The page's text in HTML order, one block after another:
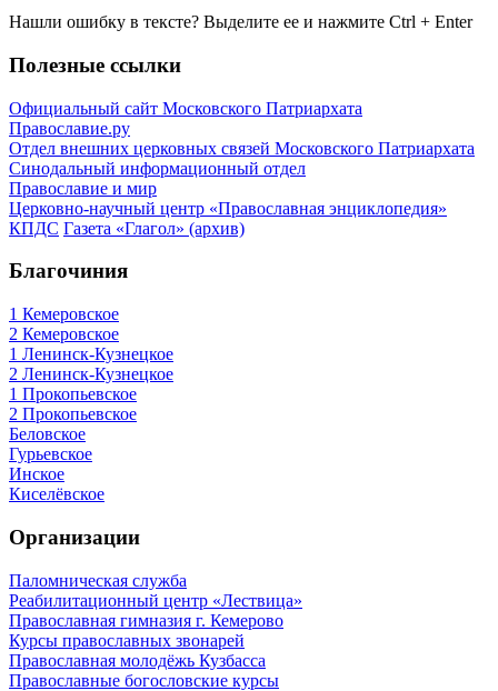
Нашли ошибку в тексте? Выделите ее и нажмите Ctrl + Enter
Полезные ссылки
Официальный сайт Московского Патриархата
Православие.ру
Отдел внешних церковных связей Московского Патриархата
Синодальный информационный отдел
Православие и мир
Церковно-научный центр «Православная энциклопедия»
КПДС Газета «Глагол» (архив)
Благочиния
1 Кемеровское
2 Кемеровское
1 Ленинск-Кузнецкое
2 Ленинск-Кузнецкое
1 Прокопьевское
2 Прокопьевское
Беловское
Гурьевское
Инское
Киселёвское
Организации
Паломническая служба
Реабилитационный центр «Лествица»
Православная гимназия г. Кемерово
Курсы православных звонарей
Православная молодёжь Кузбасса
Православные богословские курсы